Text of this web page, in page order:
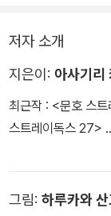
저자 소개
지은이: 아사기리
최근작 : <문호 스
스트레이독스 27>
그림: 하루카와